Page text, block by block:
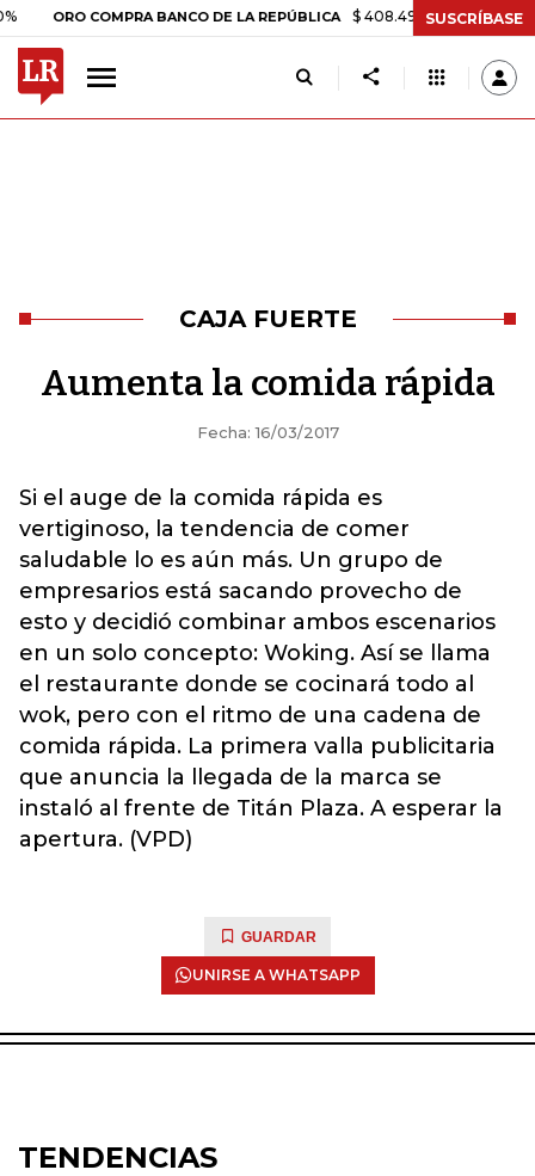
ORO COMPRA BANCO DE LA REPÚBLICA $ 408.498,97 +$ 8.753,81
SUSCRÍBASE
CAJA FUERTE
Aumenta la comida rápida
Fecha: 16/03/2017
Si el auge de la comida rápida es
vertiginoso, la tendencia de comer
saludable lo es aún más. Un grupo de
empresarios está sacando provecho de
esto y decidió combinar ambos escenarios
en un solo concepto: Woking. Así se llama
el restaurante donde se cocinará todo al
wok, pero con el ritmo de una cadena de
comida rápida. La primera valla publicitaria
que anuncia la llegada de la marca se
instaló al frente de Titán Plaza. A esperar la
apertura. (VPD)
GUARDAR
UNIRSE A WHATSAPP
TENDENCIAS